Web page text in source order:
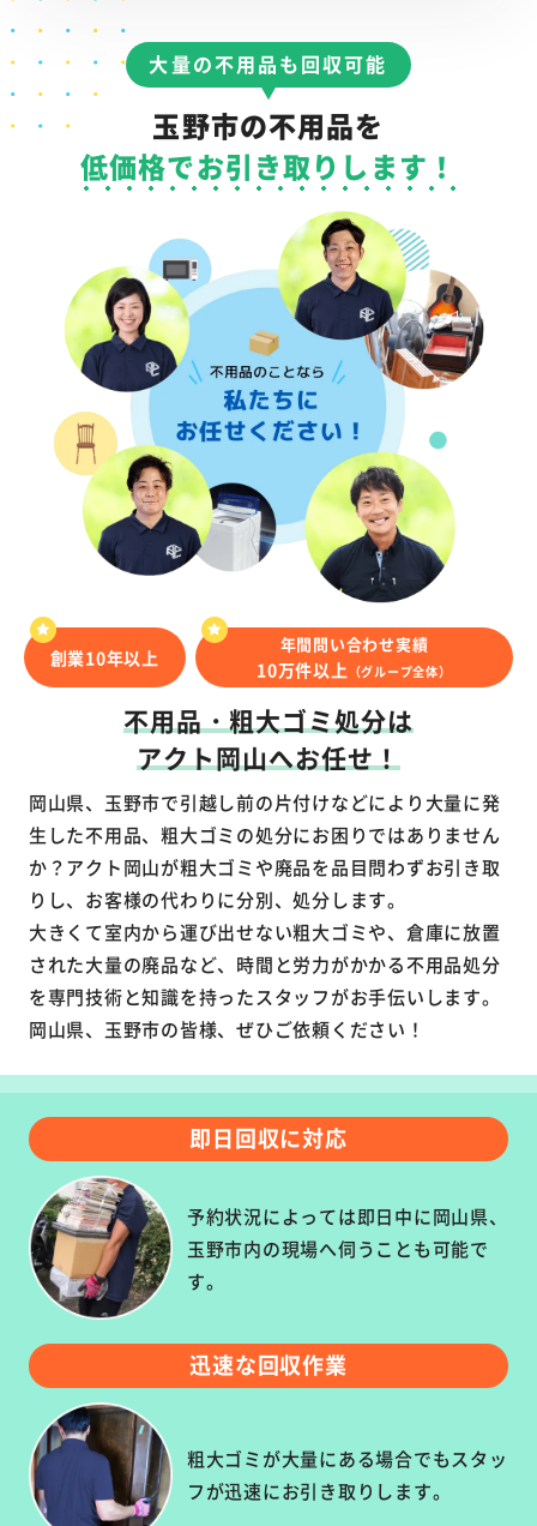
大量の不用品も回収可能
玉野市の不用品を
低価格でお引き取りします！
創業10年以上
年間問い合わせ実績
10万件以上 （グループ全体）
不用品・粗大ゴミ処分は
アクト岡山へお任せ！
岡山県、玉野市で引越し前の片付けなどにより大量に発
生した不用品、粗大ゴミの処分にお困りではありません
か？アクト岡山が粗大ゴミや廃品を品目問わずお引き取
りし、お客様の代わりに分別、処分します。
大きくて室内から運び出せない粗大ゴミや、倉庫に放置
された大量の廃品など、時間と労力がかかる不用品処分
を専門技術と知識を持ったスタッフがお手伝いします。
岡山県、玉野市の皆様、ぜひご依頼ください！
即日回収に対応
予約状況によっては即日中に岡山県、
玉野市内の現場へ伺うことも可能で
す。
迅速な回収作業
粗大ゴミが大量にある場合でもスタッ
フが迅速にお引き取りします。